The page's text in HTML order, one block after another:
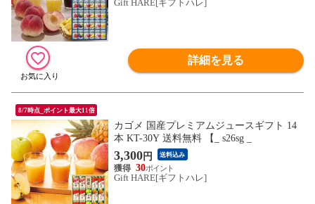
Gift HARE[ギフトハレ]
詳細を見る
8/7時点_ポイント最大11倍
カゴメ 国産プレミアムジュースギフト 14
本 KT-30Y 送料無料 【_ s26sg _
3,300円 送料込み
30
Gift HARE[ギフトハレ]